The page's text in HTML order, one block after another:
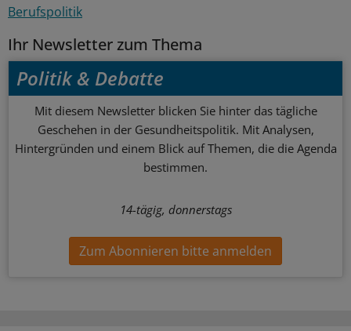
Berufspolitik
Ihr Newsletter zum Thema
Politik & Debatte
Mit diesem Newsletter blicken Sie hinter das tägliche
Geschehen in der Gesundheitspolitik. Mit Analysen,
Hintergründen und einem Blick auf Themen, die die Agenda
bestimmen.
14-tägig, donnerstags
Zum Abonnieren bitte anmelden